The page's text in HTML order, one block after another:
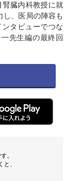
腎臓内科教授に就
し、医局の陣容も
タビューでつな
先生編の最終回
。
、